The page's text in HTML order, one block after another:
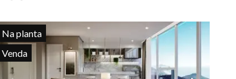
Na planta
Venda